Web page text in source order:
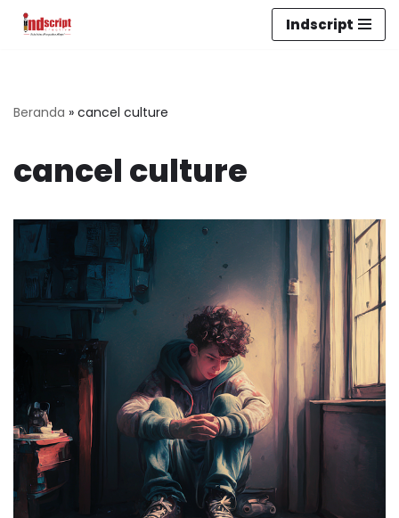
Indscript
Beranda » cancel culture
cancel culture